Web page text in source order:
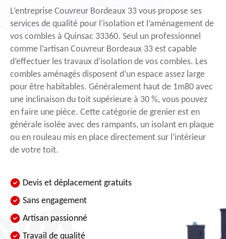
L’entreprise Couvreur Bordeaux 33 vous propose ses
services de qualité pour l’isolation et l’aménagement de
vos combles à Quinsac 33360. Seul un professionnel
comme l’artisan Couvreur Bordeaux 33 est capable
d’effectuer les travaux d’isolation de vos combles. Les
combles aménagés disposent d’un espace assez large
pour être habitables. Généralement haut de 1m80 avec
une inclinaison du toit supérieure à 30 %, vous pouvez
en faire une pièce. Cette catégorie de grenier est en
générale isolée avec des rampants, un isolant en plaque
ou en rouleau mis en place directement sur l’intérieur
de votre toit.
Devis et déplacement gratuits
Sans engagement
Artisan passionné
Travail de qualité